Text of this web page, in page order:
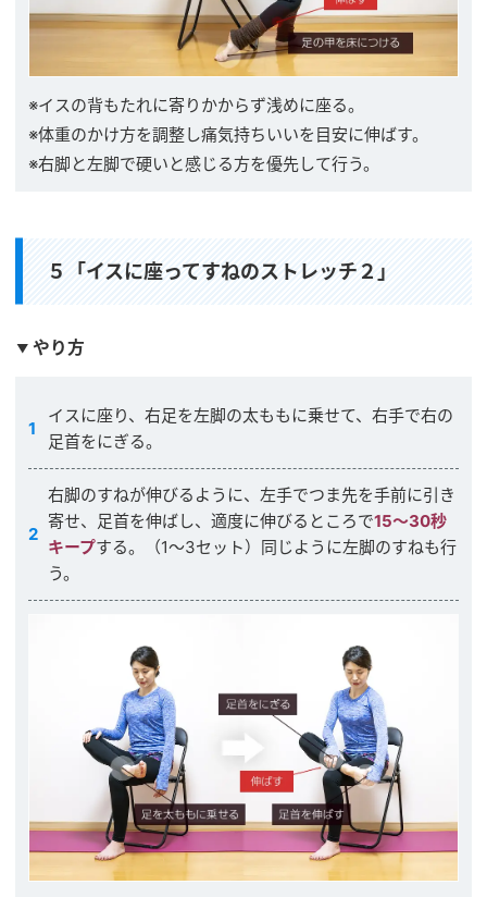
※イスの背もたれに寄りかからず浅めに座る。
※体重のかけ方を調整し痛気持ちいいを目安に伸ばす。
※右脚と左脚で硬いと感じる方を優先して行う。
５「イスに座ってすねのストレッチ２」
やり方
イスに座り、右足を左脚の太ももに乗せて、右手で右の
足首をにぎる。
右脚のすねが伸びるように、左手でつま先を手前に引き
寄せ、足首を伸ばし、適度に伸びるところで15〜30秒
キープする。（1〜3セット）同じように左脚のすねも行
う。